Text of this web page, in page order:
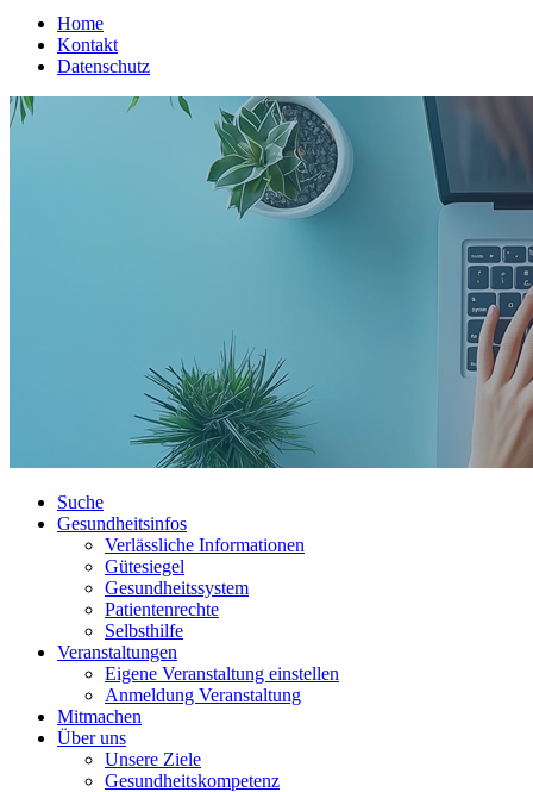
Home
Kontakt
Datenschutz
Suche
Gesundheitsinfos
Verlässliche Informationen
Gütesiegel
Gesundheitssystem
Patientenrechte
Selbsthilfe
Veranstaltungen
Eigene Veranstaltung einstellen
Anmeldung Veranstaltung
Mitmachen
Über uns
Unsere Ziele
Gesundheitskompetenz